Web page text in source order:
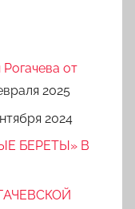
от
2025
2024
БЕРЕТЫ» В